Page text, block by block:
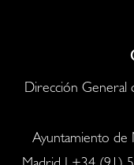
Dirección General
Ayuntamiento de